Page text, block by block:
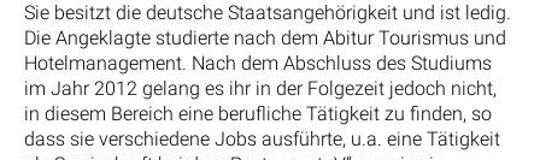
Sie besitzt die deutsche Staatsangehörigkeit und ist ledig.
Die Angeklagte studierte nach dem Abitur Tourismus und
Hotelmanagement. Nach dem Abschluss des Studiums
im Jahr 2012 gelang es ihr in der Folgezeit jedoch nicht,
in diesem Bereich eine berufliche Tätigkeit zu finden, so
dass sie verschiedene Jobs ausführte, u.a. eine Tätigkeit